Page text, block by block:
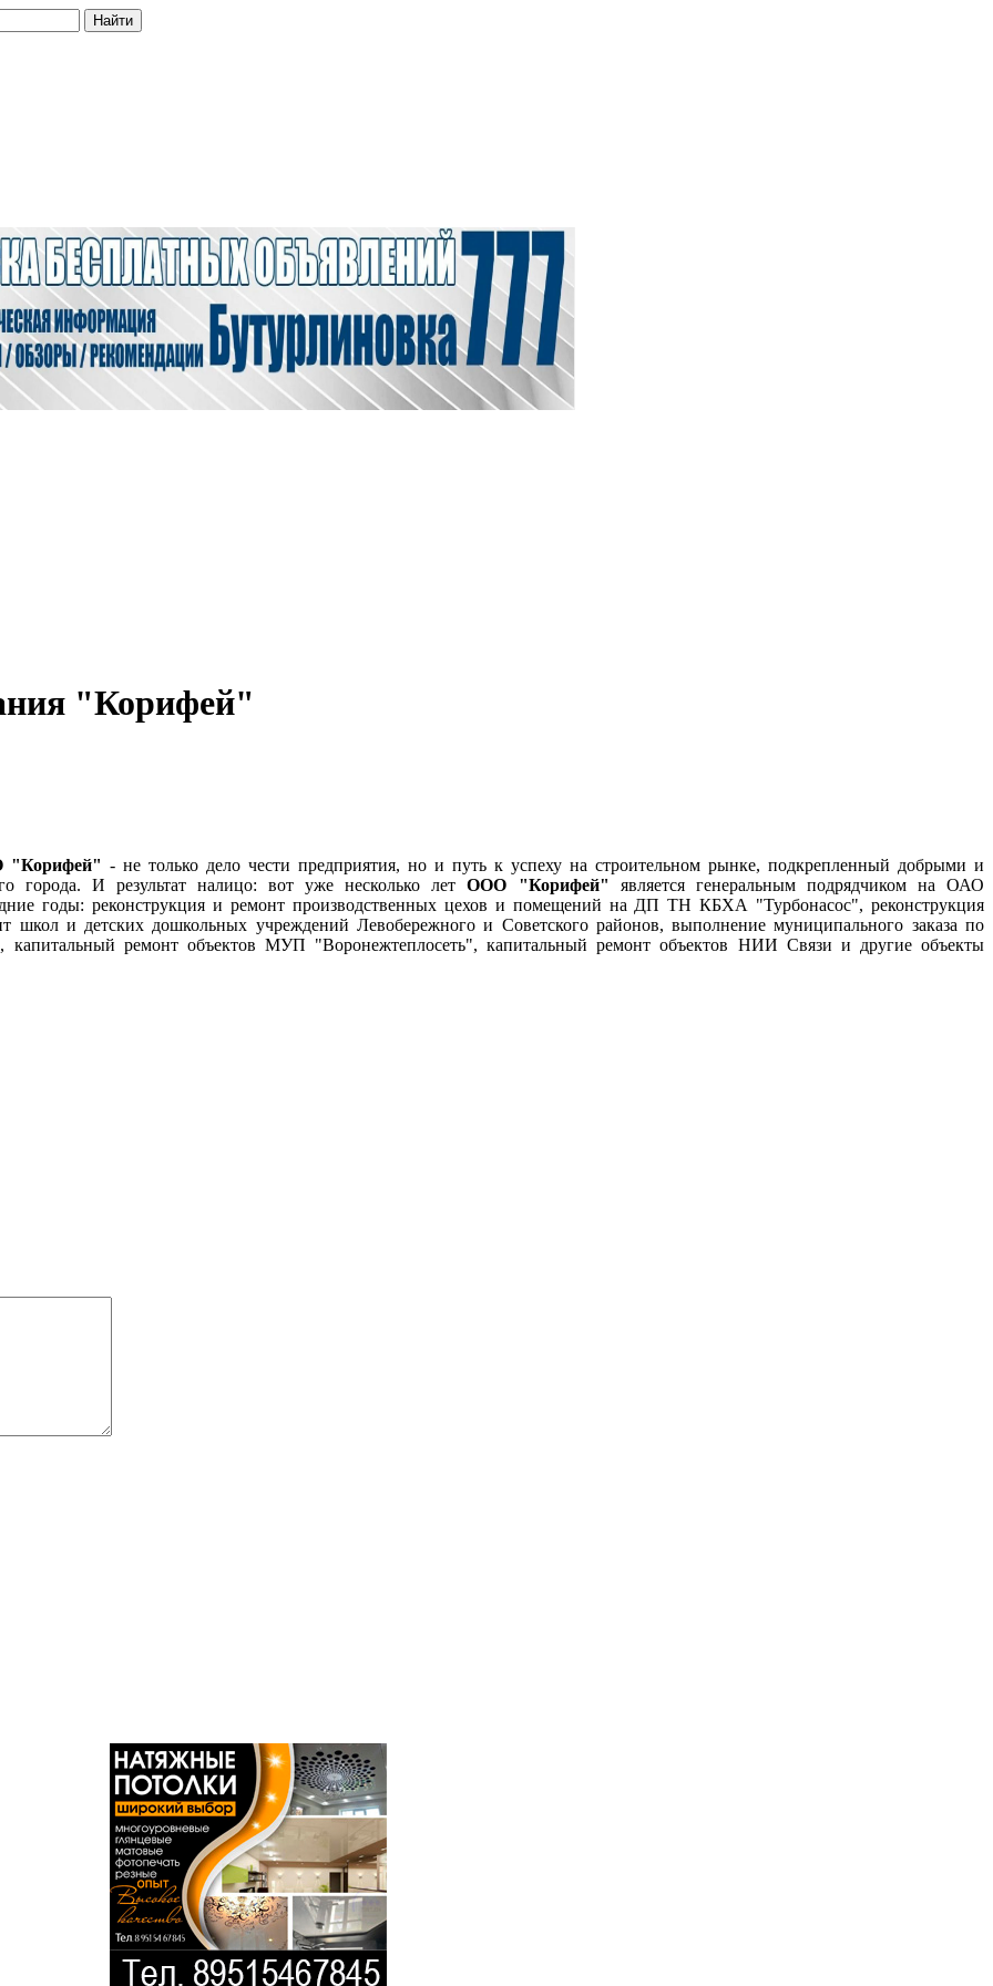
Найти
"Корифей"
"Корифей" - не только дело чести предприятия, но и путь к успеху на строительном рынке, подкрепленный добрыми и
города. И результат налицо: вот уже несколько летООО "Корифей" является генеральным подрядчиком на ОАО
годы: реконструкция и ремонт производственных цехов и помещений на ДП ТН КБХА "Турбонасос", реконструкция
и детских дошкольных учреждений Левобережного и Советского районов, выполнение муниципального заказа по
капитальный ремонт объектов МУП "Воронежтеплосеть", капитальный ремонт объектов НИИ Связи и другие объекты